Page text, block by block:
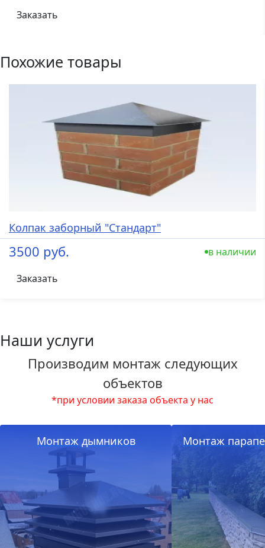
Заказать
Похожие товары
Колпак заборный "Стандарт"
3500 руб. в наличии
Заказать
Наши услуги
Производим монтаж следующих
объектов
*при условии заказа объекта у нас
Монтаж дымников Монтаж